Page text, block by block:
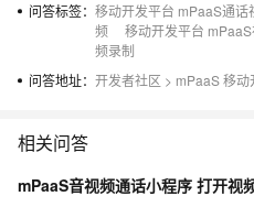
问答标签： 移动开发平台 mPaaS通话
频
移动开发平台
频录制
问答地址： 开发者社区 > mPaaS 移动
相关问答